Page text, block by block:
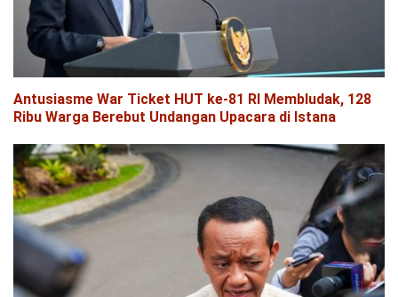
Antusiasme War Ticket HUT ke-81 RI Membludak, 128
Ribu Warga Berebut Undangan Upacara di Istana